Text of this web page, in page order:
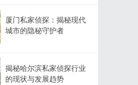
厦门私家侦探：揭秘现代
城市的隐秘守护者
揭秘哈尔滨私家侦探行业
的现状与发展趋势